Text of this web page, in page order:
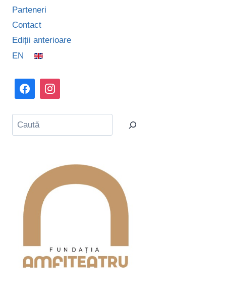
Parteneri
Contact
Ediții anterioare
EN
Caută